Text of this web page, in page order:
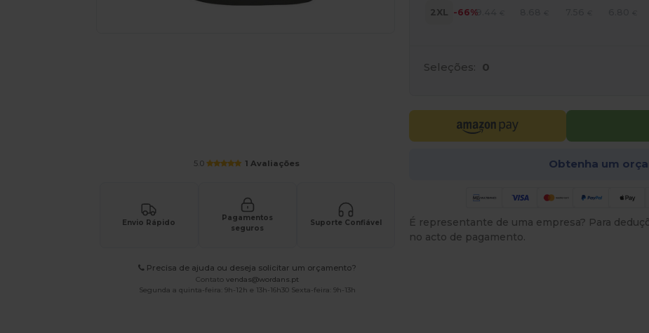
5.0 1 Avaliações
Envio Rápido
Pagamentos
seguros
Suporte Confiável
Precisa de ajuda ou deseja solicitar um orçamento?
Contatovendas@wordans.pt
Segunda a quinta-feira: 9h-12h e 13h-16h30 Sexta-feira: 9h-13h
2XL -66%9.44
Seleções: 0
Obtenha um
É representante de uma empresa? Para
no acto de pagamento.